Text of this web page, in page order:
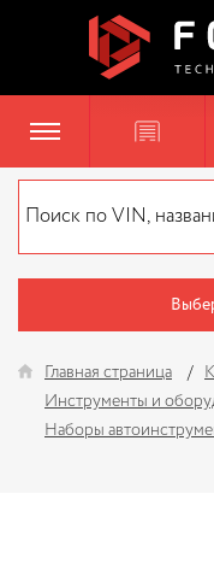
Главная страница
Инструменты и
Наборы